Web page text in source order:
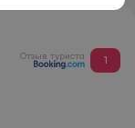
Отзыв туриста 1